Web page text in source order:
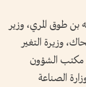
طوق المري، وزير
وزيرة التغير
مكتب الشؤون
الصناعة